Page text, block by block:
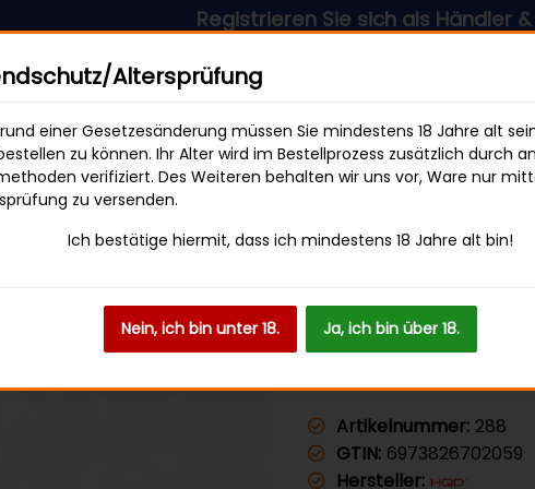
Registrieren Sie sich als Händler &
SWEETS & SNACKS
HQD SURV - Blurry Berry
HQD
Artikelnummer: 288
GTIN: 6973826702059
Hersteller:
Altersprüfung
einer Gesetzesänderung müssen Sie mindestens 18 Jahre alt
zu können. Ihr Alter wird im Bestellprozess zusätzlich durch
verifiziert. Des Weiteren behalten wir uns vor, Ware nur
zu versenden.
Ich bestätige hiermit, dass ich mindestens 18 Jahre alt bin!
Nein, ich bin unter 18. Ja, ich bin über 18.